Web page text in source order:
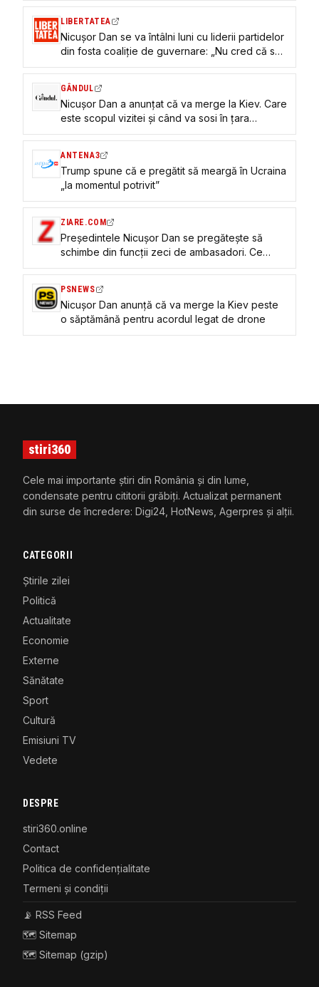
LIBERTATEA
Nicușor Dan se va întâlni luni cu liderii partidelor
din fosta coaliție de guvernare: „Nu cred că se
degajă o soluție”
GÂNDUL
Nicușor Dan a anunțat că va merge la Kiev. Care
este scopul vizitei și când va sosi în țara
bombardată de Rusia
ANTENA3
Trump spune că e pregătit să meargă în Ucraina
„la momentul potrivit”
ZIARE.COM
Președintele Nicușor Dan se pregătește să
schimbe din funcții zeci de ambasadori. Ce
așteaptă șeful statului de la diplomați și care
PSNEWS
Nicuşor Dan anunță că va merge la Kiev peste
o săptămână pentru acordul legat de drone
stiri360
Cele mai importante știri din România și din lume,
condensate pentru cititorii grăbiți. Actualizat permanent
din surse de încredere: Digi24, HotNews, Agerpres și alții.
CATEGORII
Știrile zilei
Politică
Actualitate
Economie
Externe
Sănătate
Sport
Cultură
Emisiuni TV
Vedete
DESPRE
stiri360.online
Contact
Politica de confidențialitate
Termeni și condiții
📡 RSS Feed
🗺️ Sitemap
🗺️ Sitemap (gzip)